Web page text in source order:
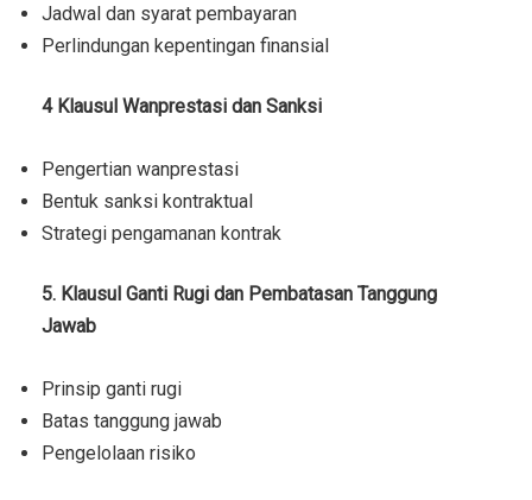
Jadwal dan syarat pembayaran
Perlindungan kepentingan finansial
4 Klausul Wanprestasi dan Sanksi
Pengertian wanprestasi
Bentuk sanksi kontraktual
Strategi pengamanan kontrak
5. Klausul Ganti Rugi dan Pembatasan Tanggung
Jawab
Prinsip ganti rugi
Batas tanggung jawab
Pengelolaan risiko